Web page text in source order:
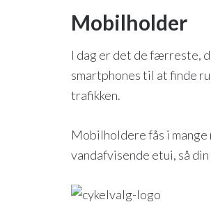
Mobilholder
I dag er det de færreste,
smartphones til at finde
trafikken.
Mobilholdere fås i
vandafvisende etui, så